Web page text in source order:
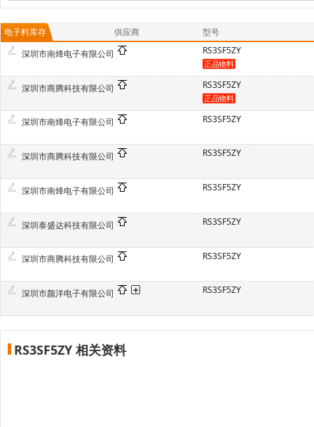
电子料库存 供应商
型号
深圳市南烽电子有限公司
RS3SF5ZY
深圳市商腾科技有限公司 RS3SF5ZY
深圳市南烽电子有限公司 RS3SF5ZY
深圳市商腾科技有限公司 RS3SF5ZY
深圳市南烽电子有限公司 RS3SF5ZY
深圳泰盛达科技有限公司 RS3SF5ZY
深圳市商腾科技有限公司 RS3SF5ZY
深圳市颜洋电子有限公司 RS3SF5ZY
RS3SF5ZY 相关资料